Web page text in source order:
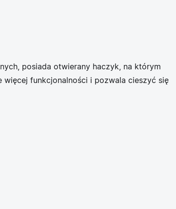
posiada otwierany haczyk, na którym
funkcjonalności i pozwala cieszyć się